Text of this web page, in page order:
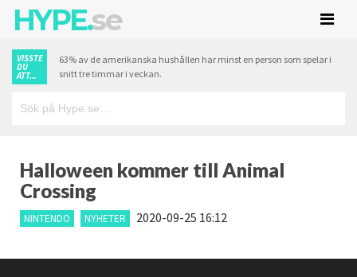
HYPE.se
VISSTE
DU
ATT...
63% av de amerikanska hushållen har minst en person som spelar i
snitt tre timmar i veckan.
Halloween kommer till Animal
Crossing
NINTENDO NYHETER 2020-09-25 16:12